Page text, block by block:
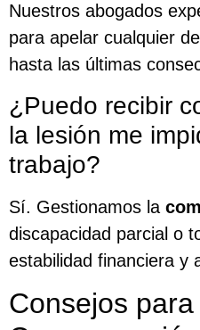
Nuestros abogados
para apelar cualquier
hasta las últimas
¿Puedo recibir
la lesión me
trabajo?
Sí. Gestionamos la
discapacidad parcial o
estabilidad financiera y
Consejos